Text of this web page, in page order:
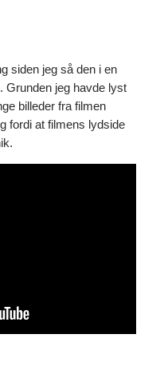
siden jeg så den i en
Grunden jeg havde lyst
billeder fra filmen
fordi at filmens lydside